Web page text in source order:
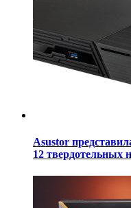
Asustor
12 твердотельных